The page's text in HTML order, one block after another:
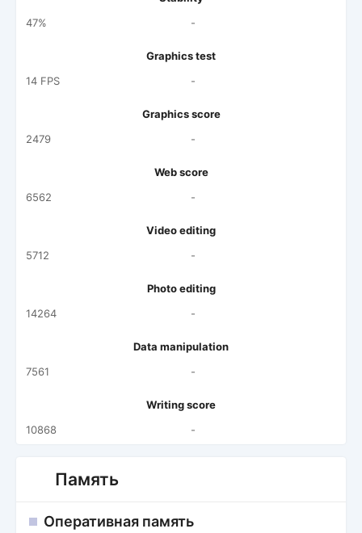
47%
-
Graphics test
14 FPS
-
Graphics score
2479
-
Web score
6562
-
Video editing
5712
-
Photo editing
14264
-
Data manipulation
7561
-
Writing score
10868
-
Память
Оперативная память